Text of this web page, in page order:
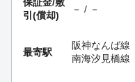
保証金/敷
引(償却)
－ / －
最寄駅
阪神なんば線
南海汐見橋線